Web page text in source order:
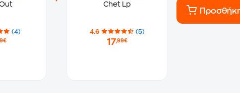
(4)
Chet Lp
4.6 (5)
17,99€